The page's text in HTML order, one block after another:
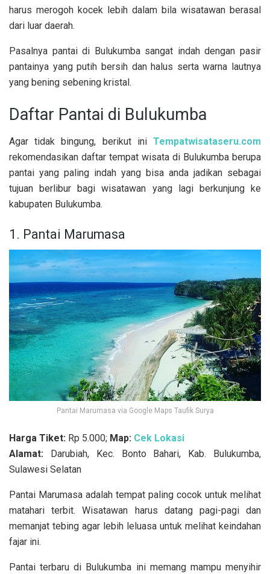
harus merogoh kocek lebih dalam bila wisatawan berasal
dari luar daerah.
Pasalnya pantai di Bulukumba sangat indah dengan pasir
pantainya yang putih bersih dan halus serta warna lautnya
yang bening sebening kristal.
Daftar Pantai di Bulukumba
Agar tidak bingung, berikut ini Tempatwisataseru.com
rekomendasikan daftar tempat wisata di Bulukumba berupa
pantai yang paling indah yang bisa anda jadikan sebagai
tujuan berlibur bagi wisatawan yang lagi berkunjung ke
kabupaten Bulukumba.
1. Pantai Marumasa
Pantai Marumasa via Google Maps Taufik Surya
Harga Tiket: Rp 5.000; Map: Cek Lokasi
Alamat: Darubiah, Kec. Bonto Bahari, Kab. Bulukumba,
Sulawesi Selatan
Pantai Marumasa adalah tempat paling cocok untuk melihat
matahari terbit. Wisatawan harus datang pagi-pagi dan
memanjat tebing agar lebih leluasa untuk melihat keindahan
fajar ini.
Pantai terbaru di Bulukumba ini memang mampu menyihir